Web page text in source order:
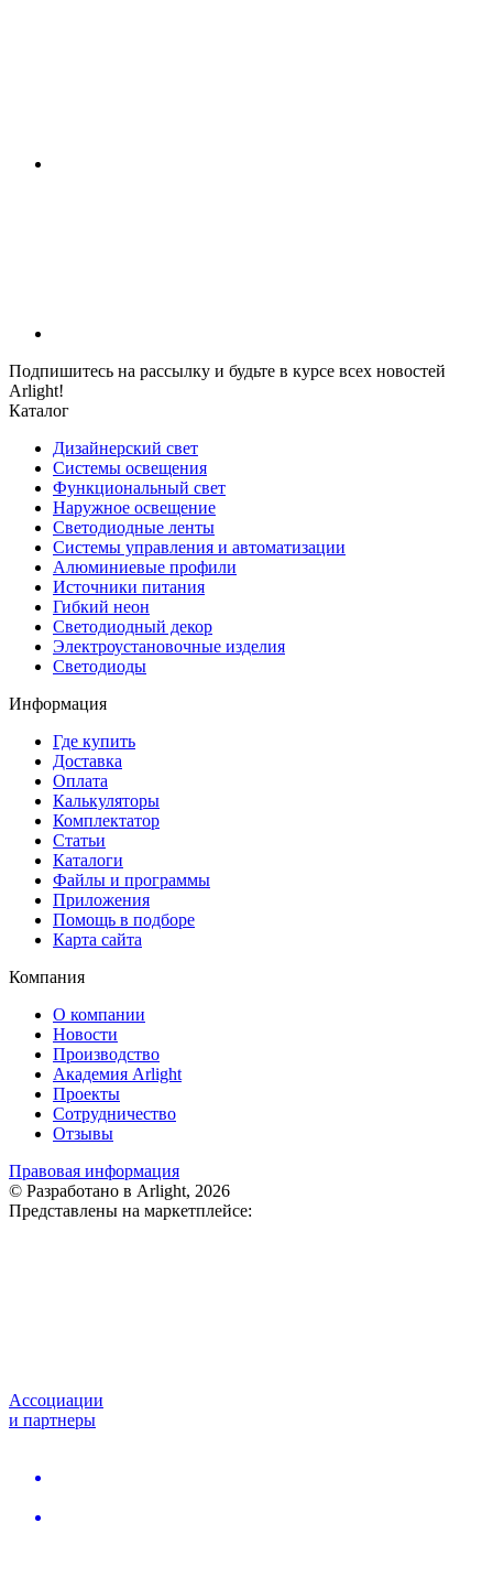
Подпишитесь на рассылку и будьте в курсе всех новостей
Arlight!
Каталог
Дизайнерский свет
Системы освещения
Функциональный свет
Наружное освещение
Светодиодные ленты
Системы управления и автоматизации
Алюминиевые профили
Источники питания
Гибкий неон
Светодиодный декор
Электроустановочные изделия
Светодиоды
Информация
Где купить
Доставка
Оплата
Калькуляторы
Комплектатор
Статьи
Каталоги
Файлы и программы
Приложения
Помощь в подборе
Карта сайта
Компания
О компании
Новости
Производство
Академия Arlight
Проекты
Сотрудничество
Отзывы
Правовая информация
© Разработано в Arlight, 2026
Представлены на маркетплейсе:
Ассоциации
и партнеры